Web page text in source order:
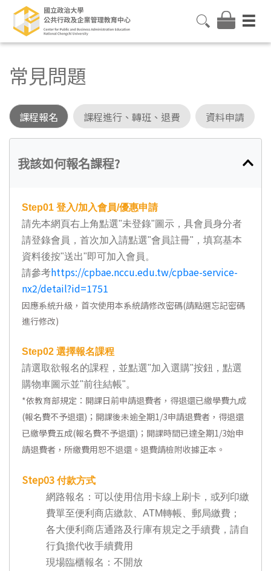
常見問題
課程報名 課程進行、轉班、退費 資料申請
我該如何報名課程?
Step01 登入/加入會員/優惠申請
請先本網頁右上角點選"未登錄"圖示，具會員身分者
請登錄會員，首次加入請點選"會員註冊"，填寫基本
資料後按"送出"即可加入會員。
請參考https://cpbae.nccu.edu.tw/cpbae-service-
nx2/detail?id=1751
因應系統升級，首次使用本系統請修改密碼(請點選忘記密碼
進行修改)
Step02 選擇報名課程
請選取欲報名的課程，並點選"加入選購"按鈕，點選
購物車圖示並"前往結帳"。
*依教育部規定：開課日前申請退費者，得退還已繳學費九成
(報名費不予退還)；開課後未逾全期1/3申請退費者，得退還
已繳學費五成(報名費不予退還)；開課時間已達全期1/3始申
請退費者，所繳費用恕不退還。退費請檢附收據正本。
Step03 付款方式
網路報名：可以使用信用卡線上刷卡，或列印繳
費單至便利商店繳款、ATM轉帳、郵局繳費；
各大便利商店通路及行庫有規定之手續費，請自
行負擔代收手續費用
現場臨櫃報名：不開放